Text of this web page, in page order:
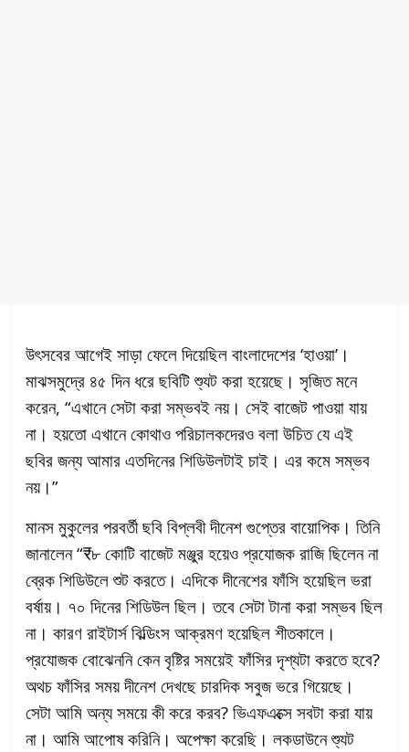
উৎসবের আগেই সাড়া ফেলে দিয়েছিল বাংলাদেশের ‘হাওয়া’।
মাঝসমুদ্রে ৪৫ দিন ধরে ছবিটি শ্যুট করা হয়েছে। সৃজিত মনে
করেন, “এখানে সেটা করা সম্ভবই নয়। সেই বাজেট পাওয়া যায়
না। হয়তো এখানে কোথাও পরিচালকদেরও বলা উচিত যে এই
ছবির জন্য আমার এতদিনের শিডিউলটাই চাই। এর কমে সম্ভব
নয়।”
মানস মুকুলের পরবর্তী ছবি বিপ্লবী দীনেশ গুপ্তের বায়োপিক। তিনি
জানালেন “₹৮ কোটি বাজেট মঞ্জুর হয়েও প্রযোজক রাজি ছিলেন না
ব্রেক শিডিউলে শুট করতে। এদিকে দীনেশের ফাঁসি হয়েছিল ভরা
বর্ষায়। ৭০ দিনের শিডিউল ছিল। তবে সেটা টানা করা সম্ভব ছিল
না। কারণ রাইটার্স বিল্ডিংস আক্রমণ হয়েছিল শীতকালে।
প্রযোজক বোঝেননি কেন বৃষ্টির সময়েই ফাঁসির দৃশ্যটা করতে হবে?
অথচ ফাঁসির সময় দীনেশ দেখছে চারদিক সবুজ ভরে গিয়েছে।
সেটা আমি অন্য সময়ে কী করে করব? ভিএফএক্সে সবটা করা যায়
না। আমি আপোষ করিনি। অপেক্ষা করেছি। লকডাউনে শ্যুট